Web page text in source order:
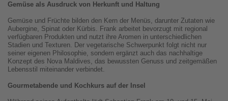
Gemüse als Ausdruck von Herkunft und Haltung
Gemüse und Früchte bilden den Kern der Menüs, darunter Zutaten wie
Aubergine, Spinat oder Kürbis. Frank arbeitet bevorzugt mit regional
verfügbaren Produkten und nutzt ihre Aromen in unterschiedlichen
Stadien und Texturen. Der vegetarische Schwerpunkt folgt nicht nur
seiner eigenen Philosophie, sondern ergänzt auch das nachhaltige
Konzept des Nova Maldives, das bewussten Genuss und zeitgemäßen
Lebensstil miteinander verbindet.
Gourmetabende und Kochkurs auf der Insel